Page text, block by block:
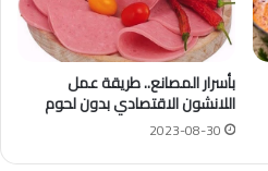
بأسرار المصانع.. طريقة عمل
اللانشون الاقتصادي بدون لحوم
2023-08-30